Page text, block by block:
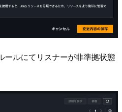
ールにてリスナーが非準拠状態